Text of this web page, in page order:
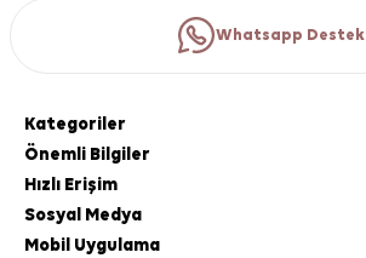
Whatsapp Destek
Kategoriler
Önemli Bilgiler
Hızlı Erişim
Sosyal Medya
Mobil Uygulama